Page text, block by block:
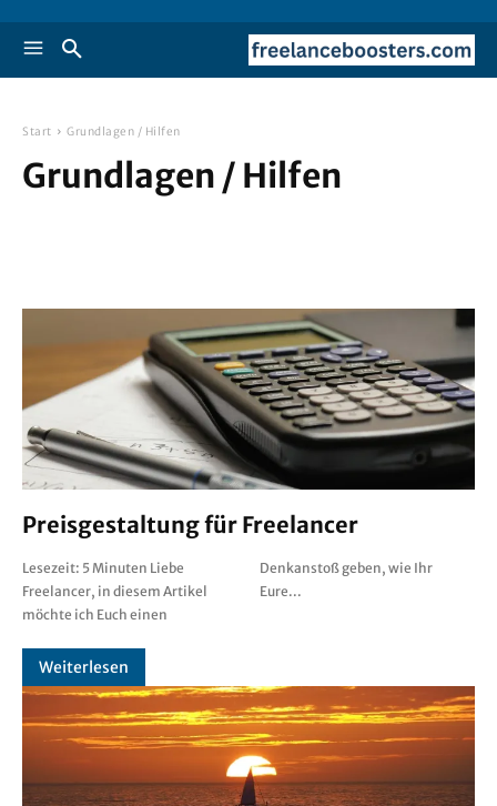
Start Grundlagen / Hilfen
Grundlagen / Hilfen
Preisgestaltung für Freelancer
Lesezeit: 5 Minuten Liebe
Freelancer, in diesem Artikel
möchte ich Euch einen
Denkanstoß geben, wie Ihr
Eure...
Weiterlesen